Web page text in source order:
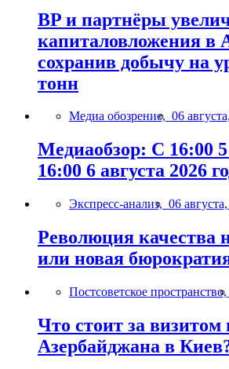
BP и партнёры
капиталовложения в
сохранив добычу на
тонн
Медиа обозрение, 06
Медиаобзор: С 16:00 5
16:00 6 августа 2026
Экспресс-анализ, 06
Революция качества
или новая
Постсоветское пространство,
Что стоит за
Азербайджана в